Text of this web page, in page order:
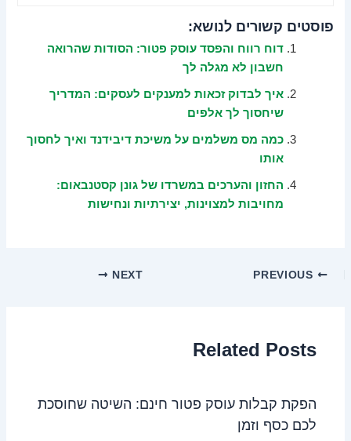
פוסטים קשורים לנושא:
דוח רווח והפסד עוסק פטור: הסודות שהרואה
חשבון לא מגלה לך
איך לבדוק זכאות למענקים לעסקים: המדריך
שיחסוך לך אלפים
כמה מס משלמים על משיכת דיבידנד ואיך לחסוך
אותו
החזון והערכים במשרדו של גונן קסטנבאום:
מחויבות למצוינות, יצירתיות ונחישות
NEXT
Related Posts
הפקת קבלות עוסק פטור חינם: השיטה שחוסכת
לכם כסף וזמן